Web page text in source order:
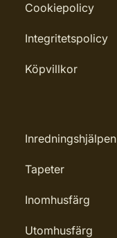
Cookiepolicy
Integritetspolicy
Köpvillkor
Inredningshjälpen
Tapeter
Inomhusfärg
Utomhusfärg